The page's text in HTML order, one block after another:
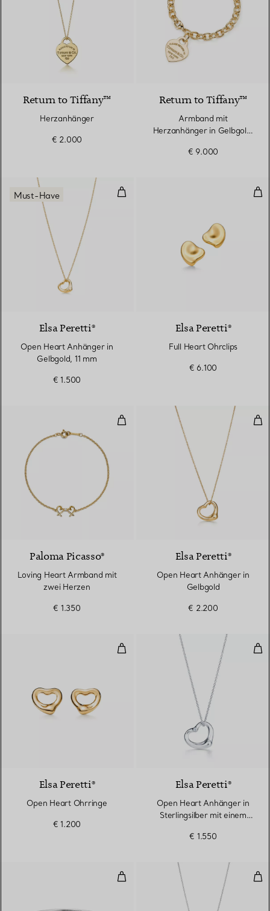
Return to Tiffany™
Herzanhänger
€ 2.000
Return to Tiffany™
Armband mit
Herzanhänger in Gelbgold,
€ 9.000
Open Heart Anhänger in
Must-Have
Elsa Peretti®
Open Heart Anhänger in
Gelbgold, 11 mm
€ 1.500
Elsa Peretti®
Full Heart Ohrclips
€ 6.100
Loving Heart Armband mit zwei
Paloma Picasso®
Loving Heart Armband mit
zwei Herzen
€ 1.350
Elsa Peretti®
Open Heart Anhänger in
Gelbgold
€ 2.200
Open Heart Ohrringe
2 Materialien
Elsa Peretti®
Open Heart Ohrringe
€ 1.200
Elsa Peretti®
Open Heart Anhänger in
Sterlingsilber mit einem
€ 1.550
Double Open Heart Armreif